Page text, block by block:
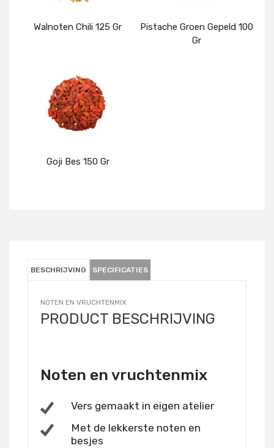
Walnoten Chili 125 Gr
Details
Pistache Groen Gepeld 100
Gr
Goji Bes 150 Gr
BESCHRIJVING SPECIFICATIES
NOTEN EN VRUCHTENMIX
PRODUCT BESCHRIJVING
Noten en vruchtenmix
Vers gemaakt in eigen atelier
Met de lekkerste noten en
besjes